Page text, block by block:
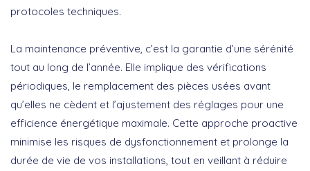
protocoles techniques.
La maintenance préventive , c’est la garantie d’une sérénité
tout au long de l’année. Elle implique des vérifications
périodiques, le remplacement des pièces usées avant
qu’elles ne cèdent et l’ajustement des réglages pour une
efficience énergétique maximale. Cette approche proactive
minimise les risques de dysfonctionnement et prolonge la
durée de vie de vos installations, tout en veillant à réduire